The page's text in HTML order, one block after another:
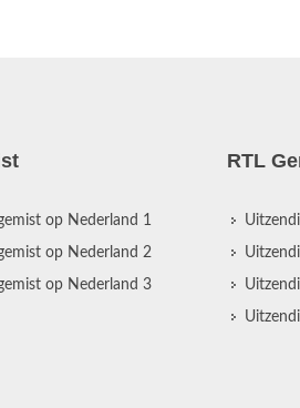
op Nederland 1
op Nederland 2
op Nederland 3
RTL